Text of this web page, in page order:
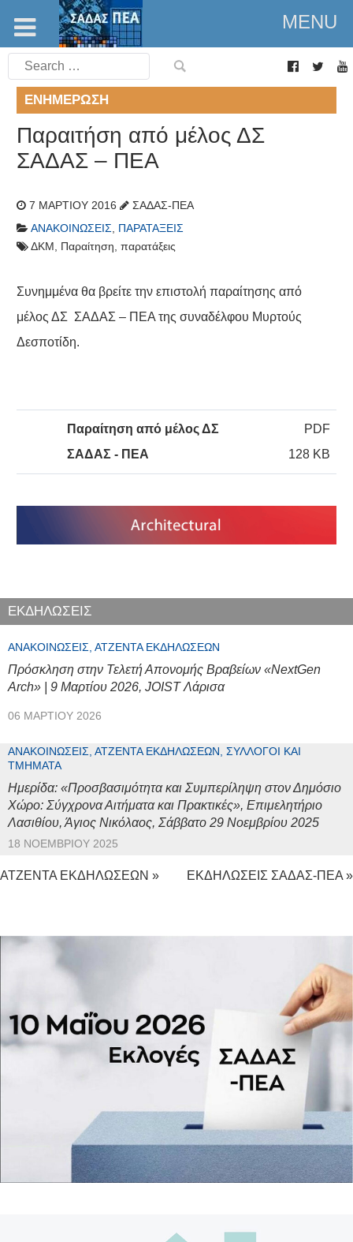
MENU
Search
for:
ΕΝΗΜΈΡΩΣΗ
Παραιτήση από μέλος ΔΣ
ΣΑΔΑΣ – ΠΕΑ
7 ΜΑΡΤΊΟΥ 2016
ΣΑΔΑΣ-ΠΕΑ
ΑΝΑΚΟΙΝΏΣΕΙΣ, ΠΑΡΑΤΆΞΕΙΣ
ΔΚΜ , Παραίτηση, παρατάξεις
Συνημμένα θα βρείτε την επιστολή παραίτησης από
μέλος ΔΣ ΣΑΔΑΣ – ΠΕΑ της συναδέλφου Μυρτούς
Δεσποτίδη.
Παραίτηση από μέλος ΔΣ
ΣΑΔΑΣ - ΠΕΑ
PDF
128 KB
ΕΚΔΗΛΩΣΕΙΣ
ΑΝΑΚΟΙΝΏΣΕΙΣ, ΑΤΖΈΝΤΑ ΕΚΔΗΛΏΣΕΩΝ
Πρόσκληση στην Τελετή Απονομής Βραβείων «NextGen
Arch» | 9 Μαρτίου 2026, JOIST Λάρισα
06 ΜΑΡΤΊΟΥ 2026
ΑΝΑΚΟΙΝΏΣΕΙΣ, ΑΤΖΈΝΤΑ ΕΚΔΗΛΏΣΕΩΝ, ΣΎΛΛΟΓΟΙ ΚΑΙ
ΤΜΉΜΑΤΑ
Ημερίδα: «Προσβασιμότητα και Συμπερίληψη στον Δημόσιο
Χώρο: Σύγχρονα Αιτήματα και Πρακτικές», Επιμελητήριο
Λασιθίου, Άγιος Νικόλαος, Σάββατο 29 Νοεμβρίου 2025
18 ΝΟΕΜΒΡΊΟΥ 2025
ΑΤΖΕΝΤΑ ΕΚΔΗΛΩΣΕΩΝ » ΕΚΔΗΛΩΣΕΙΣ ΣΑΔΑΣ-ΠΕΑ »